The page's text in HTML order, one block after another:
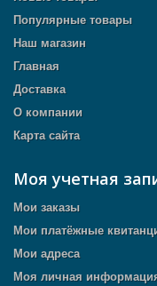
Популярные товары
Наш магазин
Главная
Доставка
О компании
Карта сайта
Моя учетная
Мои заказы
Мои платёжные
Мои адреса
Моя личная